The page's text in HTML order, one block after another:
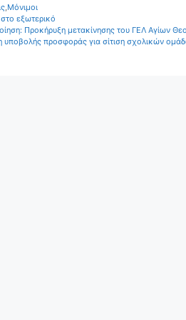
, Μόνιμοι
εξωτερικό
Προκήρυξη μετακίνησης του ΓΕΛ Αγίων
υποβολής προσφοράς για σίτιση σχολικών